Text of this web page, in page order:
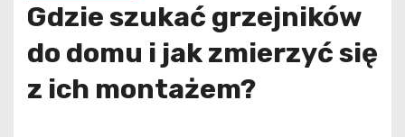
Gdzie szukać grzejników
do domu i jak zmierzyć się
z ich montażem?